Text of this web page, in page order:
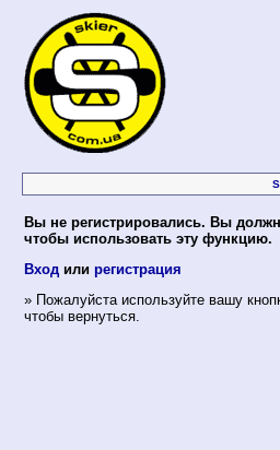
Вы не регистрировались. Вы
чтобы использовать эту функцию.
Вход или регистрация
» Пожалуйста используйте вашу
чтобы вернуться.